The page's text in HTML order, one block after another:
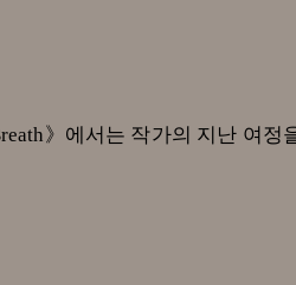
》에서는 작가의 지난 여